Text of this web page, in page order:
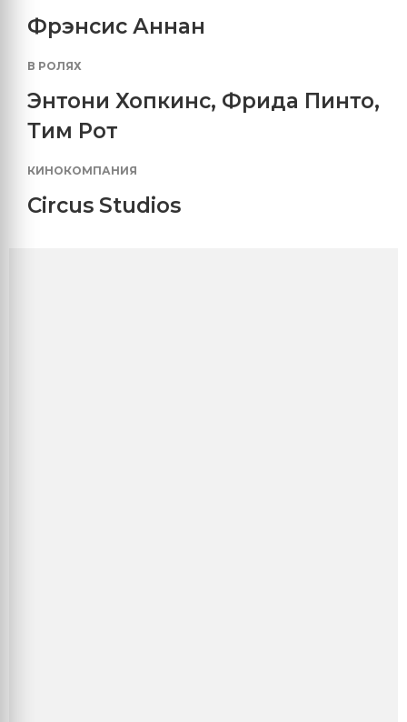
Фрэнсис Аннан
В РОЛЯХ
Энтони Хопкинс, Фрида Пинто,
Тим Рот
КИНОКОМПАНИЯ
Circus Studios